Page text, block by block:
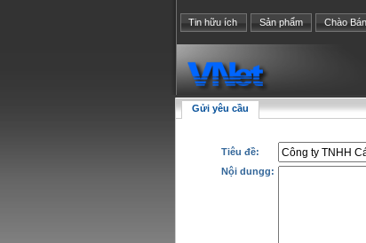
Tin hữu ích Sản phẩm Chào Bán
Gửi yêu cầu
Tiêu đề:
Nội dungg: